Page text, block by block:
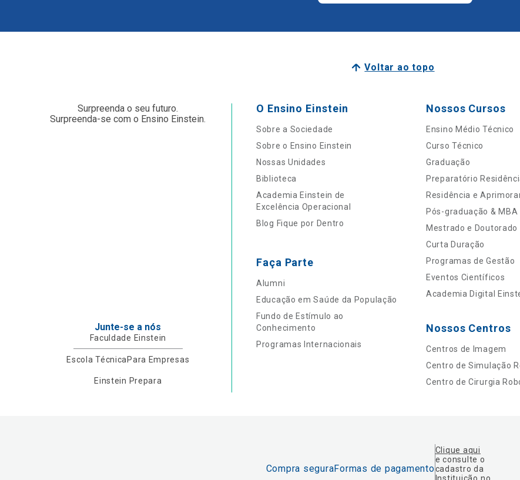
Voltar ao topo
Surpreenda o seu futuro.
Surpreenda-se com o Ensino Einstein.
Junte-se a nós
Faculdade Einstein
Escola Técnica Para Empresas
Einstein Prepara
O Ensino Einstein
Sobre a Sociedade
Sobre o Ensino Einstein
Nossas Unidades
Biblioteca
Academia Einstein de
Excelência Operacional
Blog Fique por Dentro
Faça Parte
Alumni
Educação em Saúde da População
Fundo de Estímulo ao
Conhecimento
Programas Internacionais
Nossos Cursos
Ensino Médio Técnico
Curso Técnico
Graduação
Preparatório
Residência e
Pós-graduação & MBA
Mestrado e Doutorado
Curta Duração
Programas de Gestão
Eventos Científicos
Academia Digital
Nossos Centros
Centros de Imagem
Centro de Simulação
Centro de Cirurgia
Compra seguraFormas de pagamento
Clique aqui
e consulte o
cadastro da